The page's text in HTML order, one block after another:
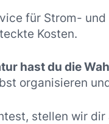
für Strom-
Kosten.
hast du die
organisieren
stellen wir dir